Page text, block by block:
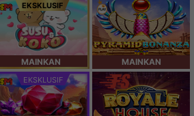
EKSKLUSIF
MAINKAN MAINKAN
EKSKLUSIF